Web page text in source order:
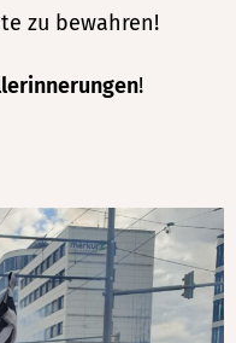
zu bewahren!
!